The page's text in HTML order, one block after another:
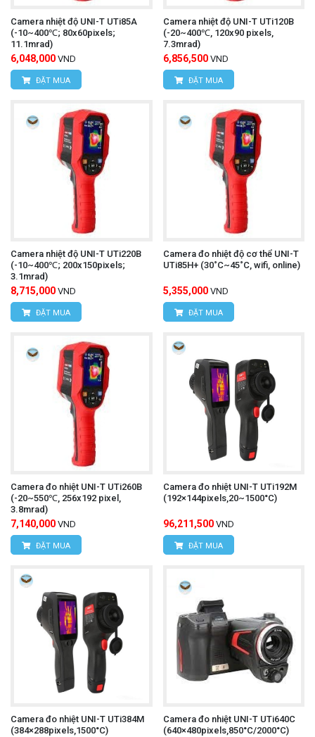
Camera nhiệt độ UNI-T UTi85A
(-10~400℃; 80x60pixels;
11.1mrad)
6,048,000 VND
ĐẶT MUA
Camera nhiệt độ UNI-T UTi120B
(-20~400℃, 120x90 pixels,
7.3mrad)
6,856,500 VND
ĐẶT MUA
Camera nhiệt độ UNI-T UTi220B
(-10~400℃; 200x150pixels;
3.1mrad)
8,715,000 VND
ĐẶT MUA
Camera đo nhiệt độ cơ thể UNI-T
UTi85H+ (30˚C~45˚C, wifi, online)
5,355,000 VND
ĐẶT MUA
Camera đo nhiệt UNI-T UTi260B
(-20~550℃, 256x192 pixel,
3.8mrad)
7,140,000 VND
ĐẶT MUA
Camera đo nhiệt UNI-T UTi192M
(192×144pixels,20~1500°C)
96,211,500 VND
ĐẶT MUA
Camera đo nhiệt UNI-T UTi384M
(384×288pixels,1500°C)
Camera đo nhiệt UNI-T UTi640C
(640×480pixels,850°C/2000°C)